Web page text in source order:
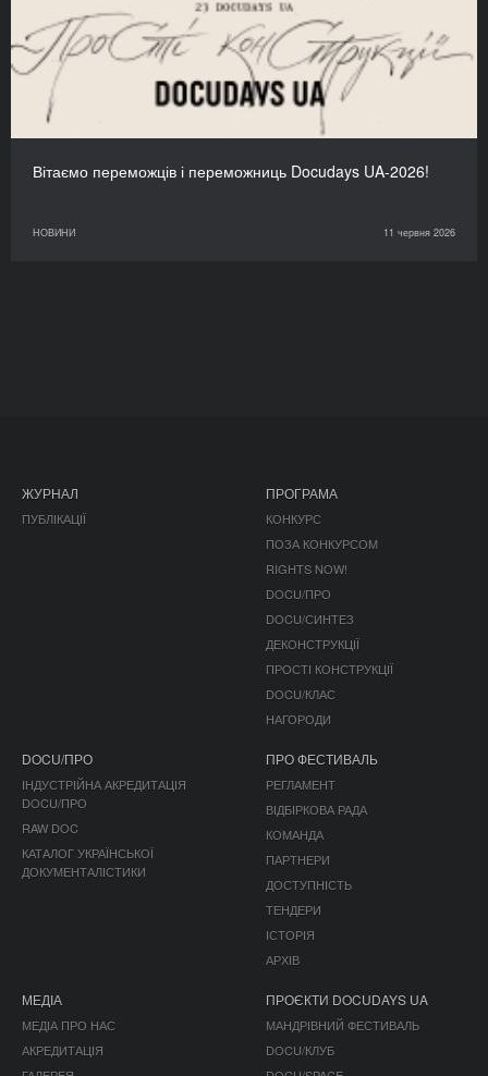
Вітаємо переможців і переможниць Docudays UA-2026!
НОВИНИ 11 червня 2026
ЖУРНАЛ
ПУБЛІКАЦІЇ
ПРОГРАМА
КОНКУРС
ПОЗА КОНКУРСОМ
RIGHTS NOW!
DOCU/ПРО
DOCU/СИНТЕЗ
ДЕКОНСТРУКЦІЇ
ПРОСТІ КОНСТРУКЦІЇ
DOCU/КЛАС
НАГОРОДИ
DOCU/ПРО
ІНДУСТРІЙНА АКРЕДИТАЦІЯ
DOCU/ПРО
RAW DOC
КАТАЛОГ УКРАЇНСЬКОЇ
ДОКУМЕНТАЛІСТИКИ
ПРО ФЕСТИВАЛЬ
РЕГЛАМЕНТ
ВІДБІРКОВА РАДА
КОМАНДА
ПАРТНЕРИ
ДОСТУПНІСТЬ
ТЕНДЕРИ
ІСТОРІЯ
АРХІВ
МЕДІА
МЕДІА ПРО НАС
АКРЕДИТАЦІЯ
ПРОЄКТИ DOCUDAYS UA
МАНДРІВНИЙ ФЕСТИВАЛЬ
DOCU/КЛУБ